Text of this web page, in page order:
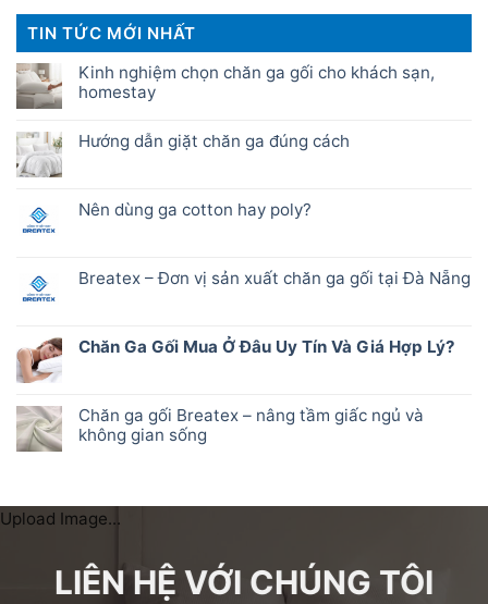
TIN TỨC MỚI NHẤT
Kinh nghiệm chọn chăn ga gối cho khách sạn,
homestay
Hướng dẫn giặt chăn ga đúng cách
Nên dùng ga cotton hay poly?
Breatex – Đơn vị sản xuất chăn ga gối tại Đà Nẵng
Chăn Ga Gối Mua Ở Đâu Uy Tín Và Giá Hợp Lý?
Chăn ga gối Breatex – nâng tầm giấc ngủ và
không gian sống
LIÊN HỆ VỚI CHÚNG TÔI
Upload Image...